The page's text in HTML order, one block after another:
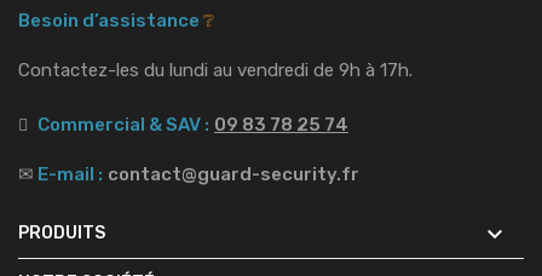
Besoin d’assistance ❔
Contactez-les du lundi au vendredi de 9h à 17h.
Commercial & SAV : 09 83 78 25 74
✉ E-mail : contact@guard-security.fr
PRODUITS 